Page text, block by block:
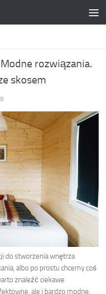
rozwiązania.
skosem
do stworzenia wnętrza
albo po prostu chcemy coś
znaleźć ciekawe
ale i bardzo modne.